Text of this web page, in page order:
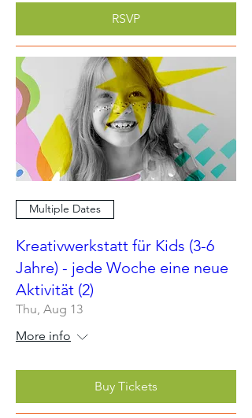
RSVP
Multiple Dates
Kreativwerkstatt für Kids (3-6
Jahre) - jede Woche eine neue
Aktivität (2)
Thu, Aug 13
More info
Buy Tickets